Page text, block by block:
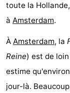
à
faire
Lieux
d'intérêt
-
Monuments
-
toute la
à Amsterdam.
À Amsterdam, la
Reine) est de
estime
jour-là.